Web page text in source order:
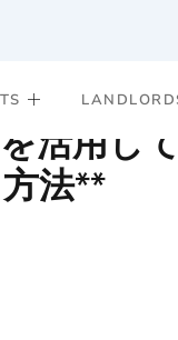
活用し
法**